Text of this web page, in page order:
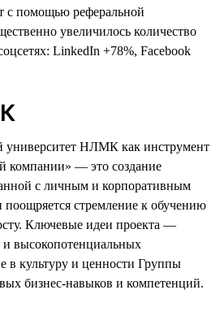
с помощью реферальной
увеличилось количество
LinkedIn +78%, Facebook
университет НЛМК как инструмент
компании» — это создание
с личным и корпоративным
поощряется стремление к обучению
Ключевые идеи проекта —
и высокопотенциальных
в культуру и ценности Группы
бизнес-навыков и компетенций.